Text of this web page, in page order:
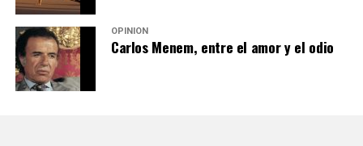
OPINIÓN
Carlos Menem, entre el amor y el odio